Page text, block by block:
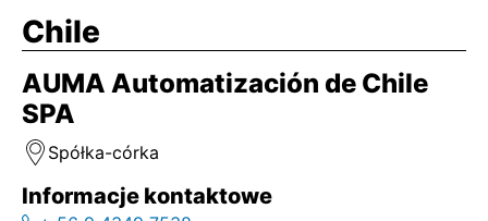
Chile
AUMA Automatización de Chile
SPA
Spółka-córka
Informacje kontaktowe